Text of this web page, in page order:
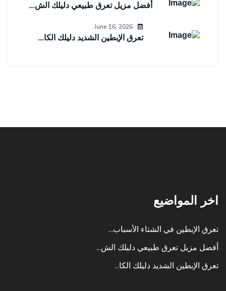
أفضل مزيل تعرق طبيعي دليلك الش...
June 16, 2026
تعرق الإبطين الشديد دليلك الكا...
اخر المواضيع
تعرق الإبطين في الشتاء الأسباب...
أفضل مزيل تعرق طبيعي دليلك الش...
تعرق الإبطين الشديد دليلك الكا...